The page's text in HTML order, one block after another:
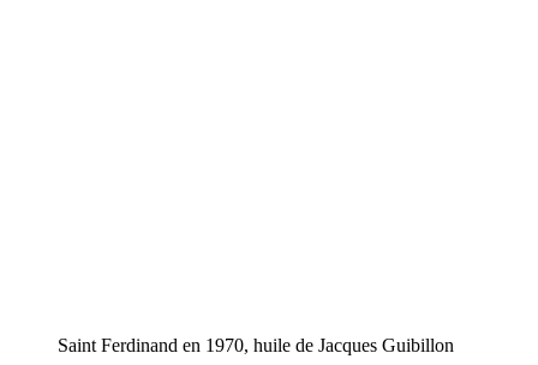
Saint Ferdinand en 1970, huile de Jacques Guibillon